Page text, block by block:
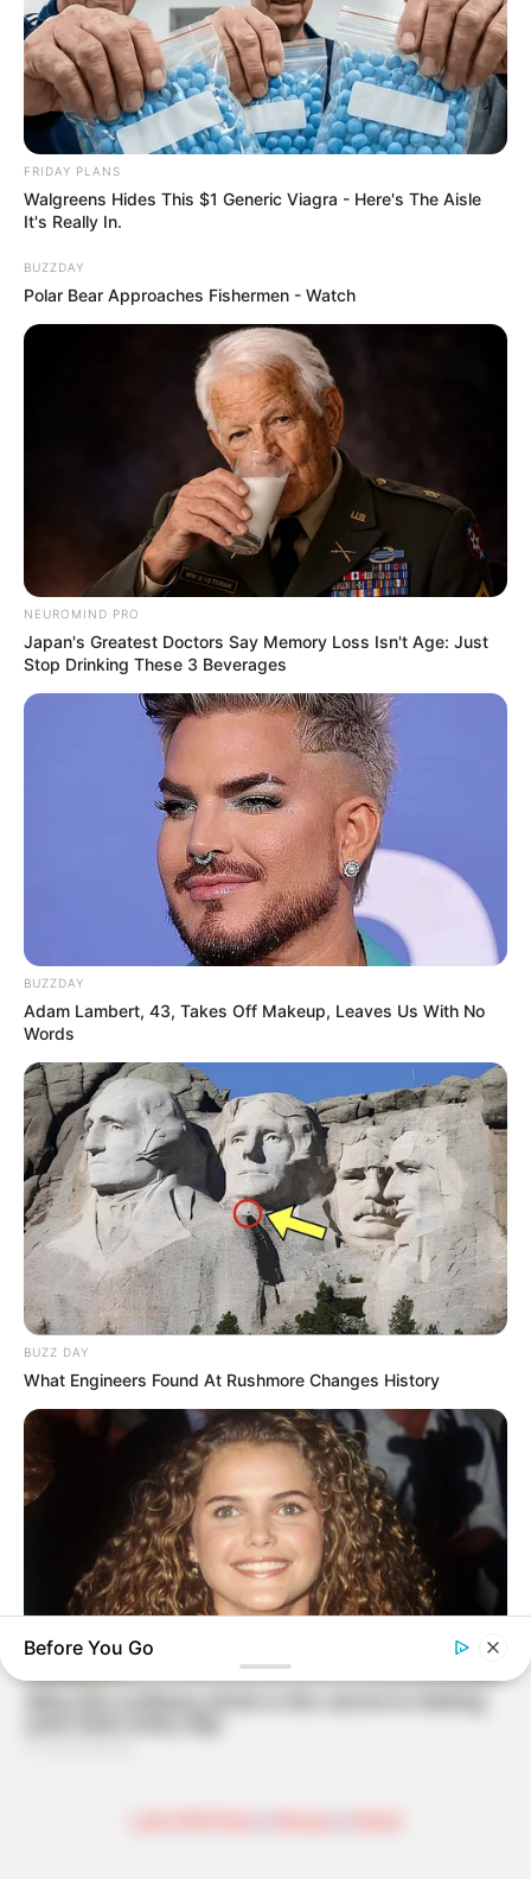
FRIDAY PLANS
Walgreens Hides This $1 Generic Viagra - Here's The Aisle
It's Really In.
BUZZDAY
Polar Bear Approaches Fishermen - Watch
NEUROMIND PRO
Japan's Greatest Doctors Say Memory Loss Isn't Age: Just
Stop Drinking These 3 Beverages
BUZZDAY
Adam Lambert, 43, Takes Off Makeup, Leaves Us With No
Words
BUZZ DAY
What Engineers Found At Rushmore Changes History
Before You Go